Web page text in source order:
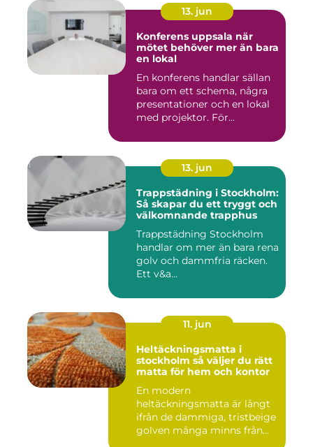
13. jun
Konferens uppsala när
mötet behöver mer än bara
en lokal
En konferens handlar sällan
bara om ett schema, några
presentationer och en lokal
med projektor. För...
13. jun
Trappstädning i Stockholm:
Så skapar du ett tryggt och
välkomnande trapphus
Trappstädning Stockholm
handlar om mer än bara rena
golv och dammfria räcken.
Ett v&a...
11. jun
Heltäckningsmatta i
stockholm så väljer du rätt
matta för hem och kontor
En modern
heltäckningsmatta är långt
ifrån de dammiga, tristbeige
golven många minns från